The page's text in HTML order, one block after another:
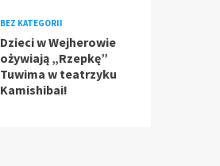
BEZ KATEGORII
Dzieci w Wejherowie
ożywiają „Rzepkę”
Tuwima w teatrzyku
Kamishibai!